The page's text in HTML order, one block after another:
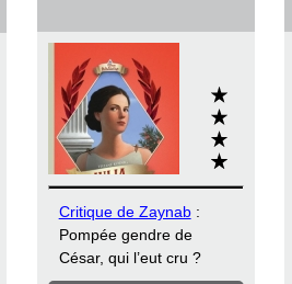
Critique de Zaynab:
Pompée gendre de
César, qui l’eut cru ?